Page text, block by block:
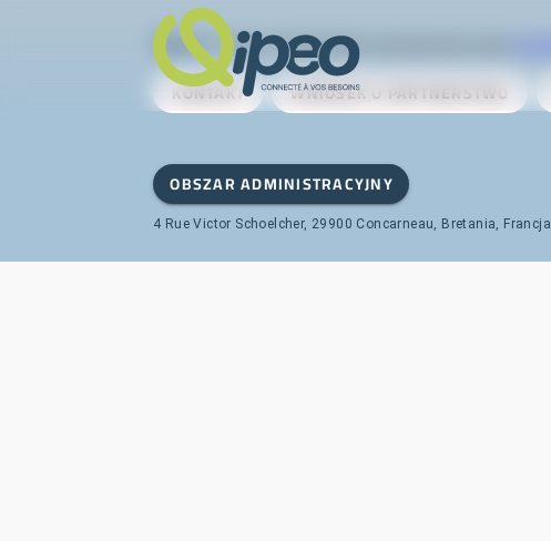
Qipeo © 2025 -Rozwiązanie opracowane przez
KONTAKT WNIOSEK O PARTNERSTWO
OBSZAR ADMINISTRACYJNY
4 Rue Victor Schoelcher, 29900 Concarneau, Bretania, Francja